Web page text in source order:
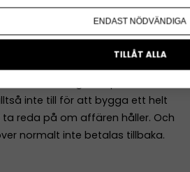
av produkten
i tidiga projekt genom att
faktiskt fungerar i praktiken.
inte till för att bygga ett helt
reda på om affären håller. Och
normalt inte betalas tillbaka.
ditt val i efterhand hittar du den
ENDAST NÖDVÄNDIGA
TILLÅT ALLA